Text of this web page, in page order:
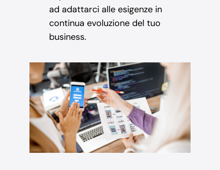
ad adattarci alle esigenze in
continua evoluzione del tuo
business.